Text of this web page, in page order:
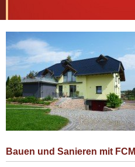
Bauen und Sanieren mit FCM